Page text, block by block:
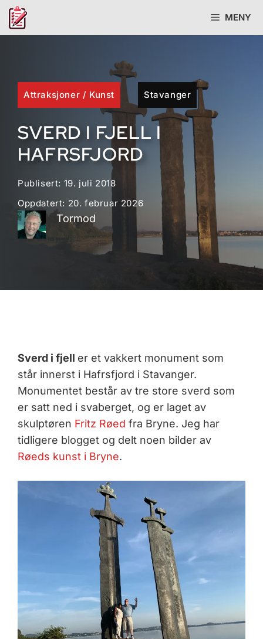
Hopp
MENY
Attraksjoner / Kunst Stavanger
SVERD I FJELL I
HAFRSFJORD
Publisert: 19. juli 2018
Oppdatert: 20. februar 2026
Tormod
Sverd i fjell er et vakkert monument som
står innerst i Hafrsfjord i Stavanger.
Monumentet består av tre store sverd som
er satt ned i svaberget, og er laget av
skulptøren Fritz Røed fra Bryne. Jeg har
tidligere blogget og delt noen bilder av
Røeds kunst i Bryne.